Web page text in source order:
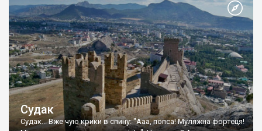
Судак
Судак... Вже чую крики в спину: "Ааа, попса! Муляжна фортеця!